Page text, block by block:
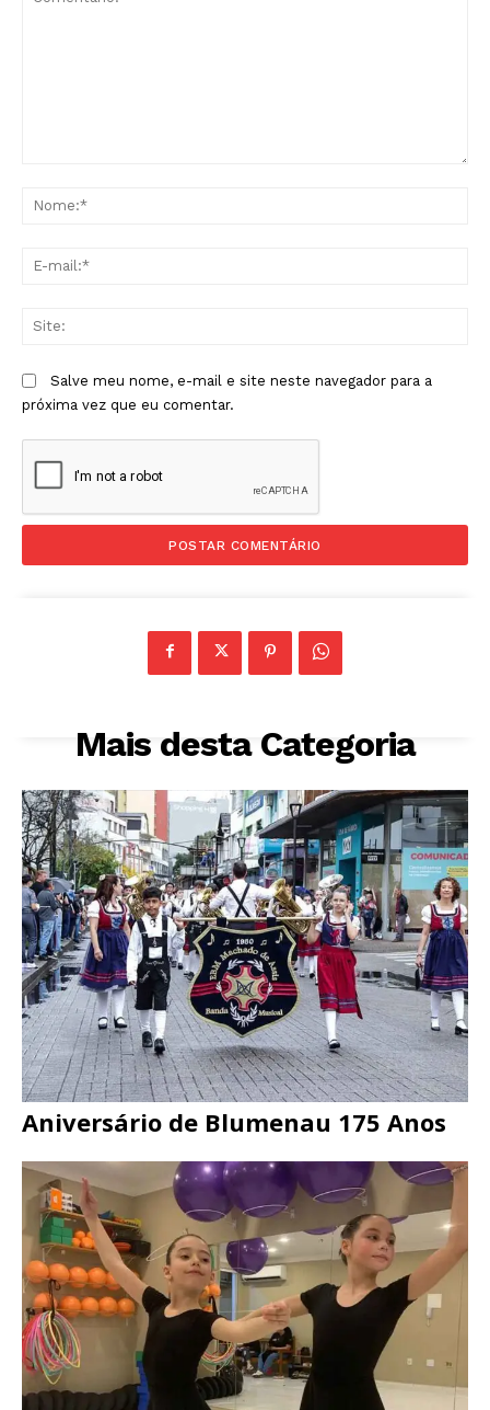
Salve meu nome, e-mail e site neste navegador para a
próxima vez que eu comentar.
Mais desta Categoria
Aniversário de Blumenau 175 Anos